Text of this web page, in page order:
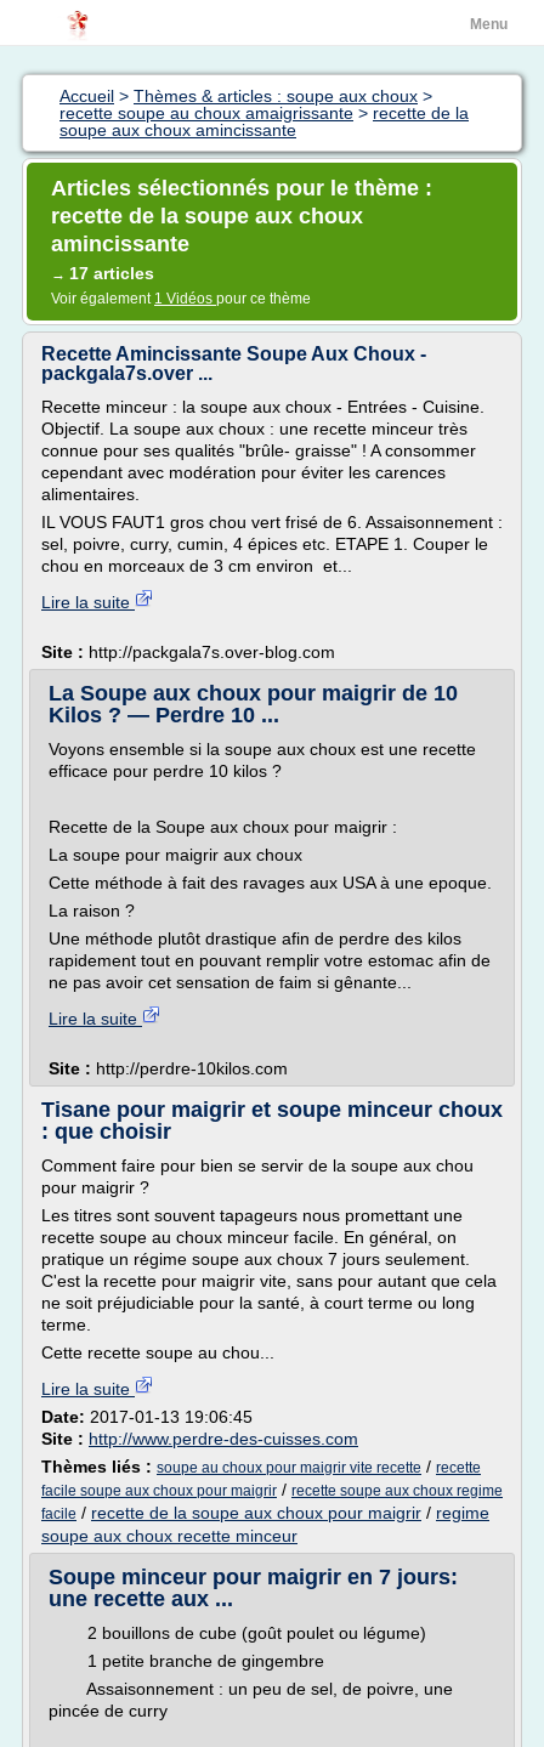
Menu
Accueil > Thèmes & articles : soupe aux choux >
recette soupe au choux amaigrissante > recette de la
soupe aux choux amincissante
Articles sélectionnés pour le thème :
recette de la soupe aux choux
amincissante
→ 17 articles
Voir également 1 Vidéos pour ce thème
Recette Amincissante Soupe Aux Choux -
packgala7s.over ...
Recette minceur : la soupe aux choux - Entrées - Cuisine.
Objectif. La soupe aux choux : une recette minceur très
connue pour ses qualités "brûle- graisse" ! A consommer
cependant avec modération pour éviter les carences
alimentaires.
IL VOUS FAUT1 gros chou vert frisé de 6. Assaisonnement :
sel, poivre, curry, cumin, 4 épices etc. ETAPE 1. Couper le
chou en morceaux de 3 cm environ et...
Lire la suite
Site : http://packgala7s.over-blog.com
La Soupe aux choux pour maigrir de 10
Kilos ? — Perdre 10 ...
Voyons ensemble si la soupe aux choux est une recette
efficace pour perdre 10 kilos ?
Recette de la Soupe aux choux pour maigrir :
La soupe pour maigrir aux choux
Cette méthode à fait des ravages aux USA à une epoque.
La raison ?
Une méthode plutôt drastique afin de perdre des kilos
rapidement tout en pouvant remplir votre estomac afin de
ne pas avoir cet sensation de faim si gênante...
Lire la suite
Site : http://perdre-10kilos.com
Tisane pour maigrir et soupe minceur choux
: que choisir
Comment faire pour bien se servir de la soupe aux chou
pour maigrir ?
Les titres sont souvent tapageurs nous promettant une
recette soupe au choux minceur facile. En général, on
pratique un régime soupe aux choux 7 jours seulement.
C'est la recette pour maigrir vite, sans pour autant que cela
ne soit préjudiciable pour la santé, à court terme ou long
terme.
Cette recette soupe au chou...
Lire la suite
Date: 2017-01-13 19:06:45
Site : http://www.perdre-des-cuisses.com
Thèmes liés : soupe au choux pour maigrir vite recette / recette
facile soupe aux choux pour maigrir / recette soupe aux choux regime
facile / recette de la soupe aux choux pour maigrir / regime
soupe aux choux recette minceur
Soupe minceur pour maigrir en 7 jours:
une recette aux ...
2 bouillons de cube (goût poulet ou légume)
1 petite branche de gingembre
Assaisonnement : un peu de sel, de poivre, une
pincée de curry